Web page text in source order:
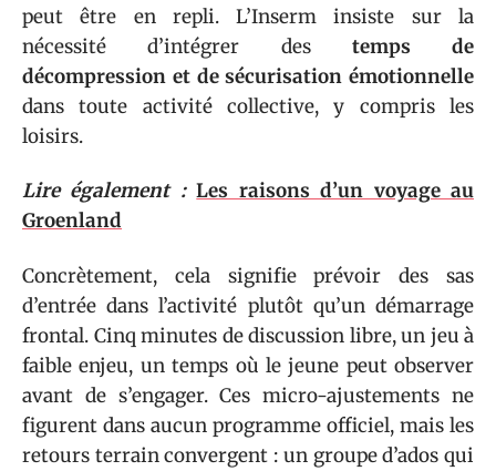
peut être en repli. L’Inserm insiste sur la
nécessité d’intégrer des temps de
décompression et de sécurisation émotionnelle
dans toute activité collective, y compris les
loisirs.
Lire également : Les raisons d’un voyage au
Groenland
Concrètement, cela signifie prévoir des sas
d’entrée dans l’activité plutôt qu’un démarrage
frontal. Cinq minutes de discussion libre, un jeu à
faible enjeu, un temps où le jeune peut observer
avant de s’engager. Ces micro-ajustements ne
figurent dans aucun programme officiel, mais les
retours terrain convergent : un groupe d’ados qui